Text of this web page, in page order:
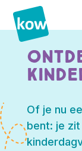
Of je nu
bent: je